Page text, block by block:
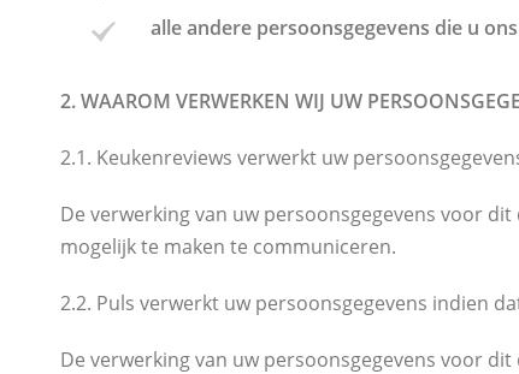
alle andere persoonsgegevens die u
2. WAAROM VERWERKEN WIJ UW
2.1. Keukenreviews verwerkt uw
De verwerking van uw persoonsgegevens voor
mogelijk te maken te communiceren.
2.2. Puls verwerkt uw persoonsgegevens indien
De verwerking van uw persoonsgegevens voor